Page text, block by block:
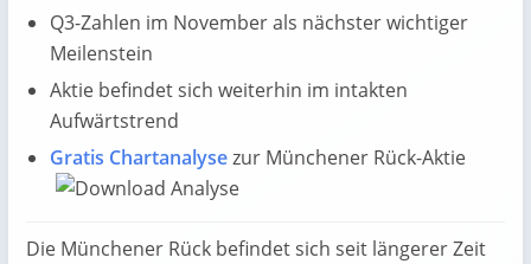
Q3-Zahlen im November als nächster wichtiger
Meilenstein
Aktie befindet sich weiterhin im intakten
Aufwärtstrend
Gratis Chartanalysezur Münchener Rück-Aktie
Die Münchener Rück befindet sich seit längerer Zeit